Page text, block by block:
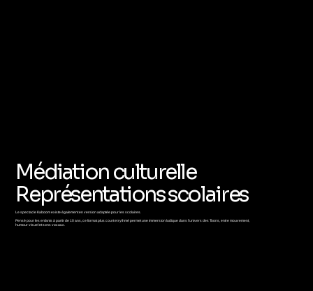
Médiation culturelle
Représentations scolaires
Le spectacle Kaboom existe également en version adaptée pour les scolaires.
Pensé pour les enfants à partir de 10 ans, ce format plus court et rythmé permet une immersion ludique dans l’univers des Toons, entre mouvement,
humour visuel et sons vocaux.